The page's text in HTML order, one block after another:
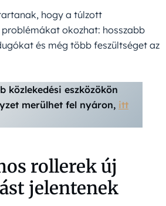
hogy a túlzott
okozhat: hosszabb
és még több feszültséget az
közlekedési eszközökön
merülhet fel nyáron, itt
rollerek új
jelentenek